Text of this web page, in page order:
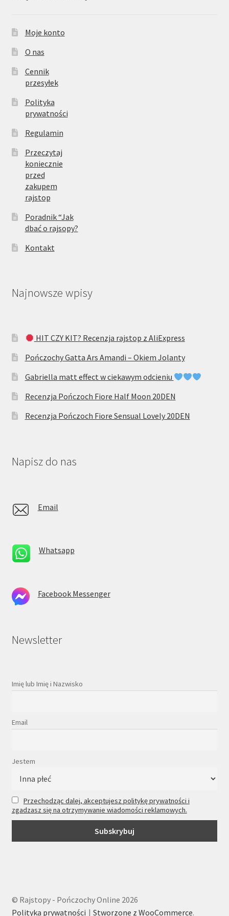
Moje konto
O nas
Cennik
przesyłek
Polityka
prywatności
Regulamin
Przeczytaj
koniecznie
przed
zakupem
rajstop
Poradnik “Jak
dbać o rajsopy?
Kontakt
Najnowsze wpisy
HIT CZY KIT? Recenzja rajstop z AliExpress
Pończochy Gatta Ars Amandi – Okiem Jolanty
Gabriella matt effect w ciekawym odcieniu
Recenzja Pończoch Fiore Half Moon 20DEN
Recenzja Pończoch Fiore Sensual Lovely 20DEN
Napisz do nas
Email
Whatsapp
Facebook Messenger
Newsletter
Imię lub Imię i Nazwisko
Email
Jestem
Przechodząc dalej, akceptujesz politykę prywatności i
zgadzasz się na otrzymywanie wiadomości reklamowych.
© Rajstopy - Pończochy Online 2026
Polityka prywatności
Stworzone z WooCommerce.